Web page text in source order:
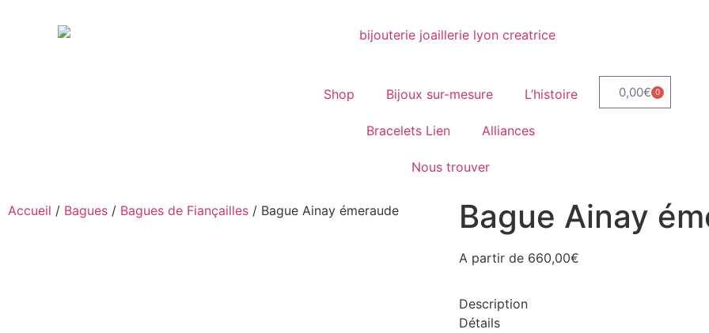
Shop Bijoux sur-mesure L’histoire
Bracelets Lien Alliances
Nous trouver
0,00€ 0
Accueil / Bagues / Bagues de Fiançailles / Bague Ainay émeraude Bague Ainay
A partir de 660,00€
Description
Détails